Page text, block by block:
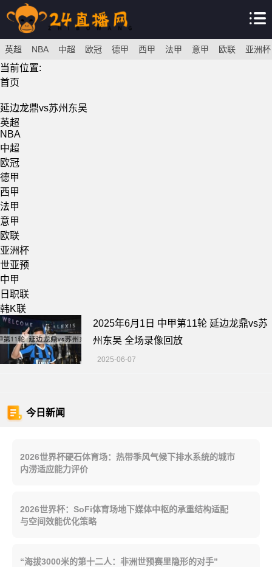
英超 NBA 中超 欧冠 德甲 西甲 法甲 意甲 欧联 亚洲杯
当前位置:
首页
延边龙鼎vs苏州东吴
英超
NBA
中超
欧冠
德甲
西甲
法甲
意甲
欧联
亚洲杯
世亚预
中甲
日职联
韩K联
2025年6月1日 中甲第11轮 延边龙鼎vs苏
州东吴 全场录像回放
2025-06-07
今日新闻
2026世界杯硬石体育场：热带季风气候下排水系统的城市
内涝适应能力评价
2026世界杯：SoFi体育场地下媒体中枢的承重结构适配
与空间效能优化策略
“海拔3000米的第十二人：非洲世预赛里隐形的对手”